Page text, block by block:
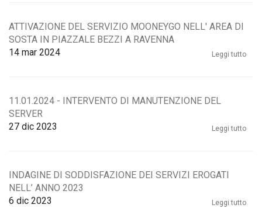
ATTIVAZIONE DEL SERVIZIO MOONEYGO NELL' AREA DI
SOSTA IN PIAZZALE BEZZI A RAVENNA
14 mar 2024 Leggi tutto
11.01.2024 - INTERVENTO DI MANUTENZIONE DEL
SERVER
27 dic 2023 Leggi tutto
INDAGINE DI SODDISFAZIONE DEI SERVIZI EROGATI
NELL’ ANNO 2023
6 dic 2023 Leggi tutto